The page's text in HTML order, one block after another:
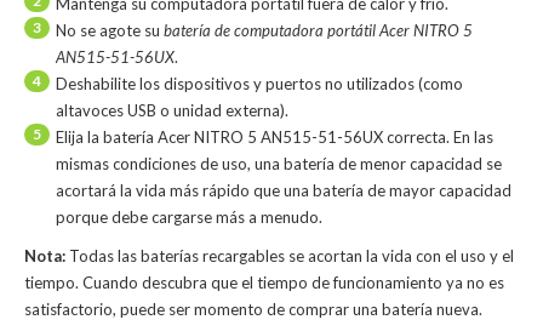
3 No se agote su batería de computadora portátil Acer NITRO 5
AN515-51-56UX.
4
Deshabilite los dispositivos y puertos no utilizados (como
altavoces USB o unidad externa).
5
Elija la batería Acer NITRO 5 AN515-51-56UX correcta. En las
mismas condiciones de uso, una batería de menor capacidad se
acortará la vida más rápido que una batería de mayor capacidad
porque debe cargarse más a menudo.
Nota: Todas las baterías recargables se acortan la vida con el uso y el
tiempo. Cuando descubra que el tiempo de funcionamiento ya no es
satisfactorio, puede ser momento de comprar una batería nueva.